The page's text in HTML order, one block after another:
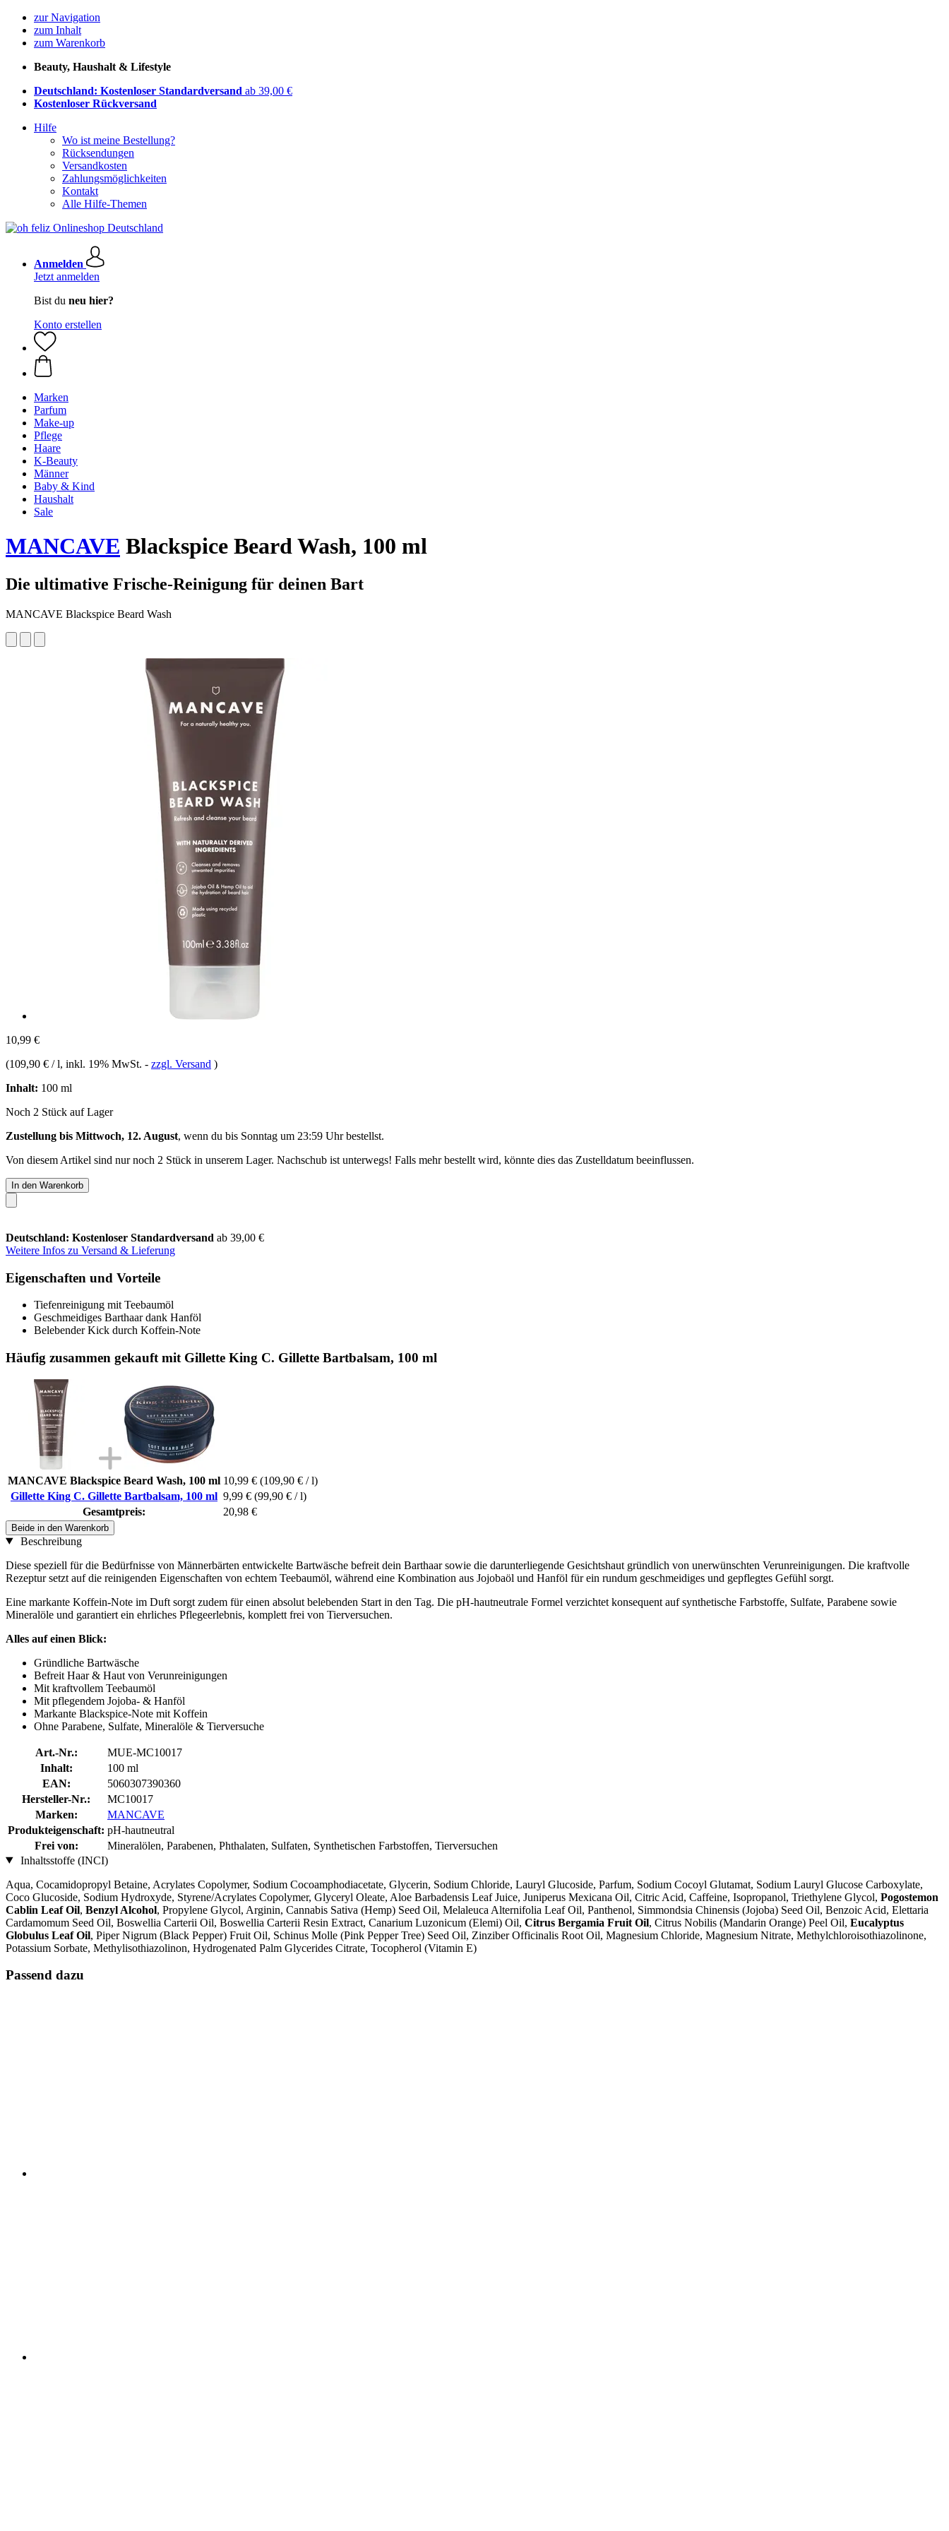
zur Navigation
zum Inhalt
zum Warenkorb
Beauty, Haushalt & Lifestyle
Deutschland: Kostenloser Standardversand ab 39,00 €
Kostenloser Rückversand
Hilfe
Wo ist meine Bestellung?
Rücksendungen
Versandkosten
Zahlungsmöglichkeiten
Kontakt
Alle Hilfe-Themen
Anmelden
Jetzt anmelden
Bist du neu hier?
Konto erstellen
Marken
Parfum
Make-up
Pflege
Haare
K-Beauty
Männer
Baby & Kind
Haushalt
Sale
MANCAVE Blackspice Beard Wash, 100 ml
Die ultimative Frische-Reinigung für deinen Bart
MANCAVE Blackspice Beard Wash
10,99 €
(109,90 € / l, inkl. 19% MwSt. - zzgl. Versand )
Inhalt: 100 ml
Noch 2 Stück auf Lager
Zustellung bis Mittwoch, 12. August, wenn du bis Sonntag um 23:59 Uhrbestellst.
Von diesem Artikel sind nur noch 2 Stück in unserem Lager. Nachschub ist unterwegs! Falls mehr bestellt wird, könnte dies das Zustelldatum beeinflussen.
In den Warenkorb
Deutschland: Kostenloser Standardversand ab 39,00 €
Weitere Infos zu Versand & Lieferung
Eigenschaften und Vorteile
Tiefenreinigung mit Teebaumöl
Geschmeidiges Barthaar dank Hanföl
Belebender Kick durch Koffein-Note
Häufig zusammen gekauft mit Gillette King C. Gillette Bartbalsam, 100 ml
MANCAVE Blackspice Beard Wash, 100 ml 10,99 € (109,90 € / l)
Gillette King C. Gillette Bartbalsam, 100 ml 9,99 € (99,90 € / l)
Gesamtpreis:
20,98 €
Beide in den Warenkorb
Beschreibung
Diese speziell für die Bedürfnisse von Männerbärten entwickelte Bartwäsche befreit dein Barthaar sowie die darunterliegende Gesichtshaut gründlich von unerwünschten Verunreinigungen. Die kraftvolle
Rezeptur setzt auf die reinigenden Eigenschaften von echtem Teebaumöl, während eine Kombination aus Jojobaöl und Hanföl für ein rundum geschmeidiges und gepflegtes Gefühl sorgt.
Eine markante Koffein-Note im Duft sorgt zudem für einen absolut belebenden Start in den Tag. Die pH-hautneutrale Formel verzichtet konsequent auf synthetische Farbstoffe, Sulfate, Parabene sowie
Mineralöle und garantiert ein ehrliches Pflegeerlebnis, komplett frei von Tierversuchen.
Alles auf einen Blick:
Gründliche Bartwäsche
Befreit Haar & Haut von Verunreinigungen
Mit kraftvollem Teebaumöl
Mit pflegendem Jojoba- & Hanföl
Markante Blackspice-Note mit Koffein
Ohne Parabene, Sulfate, Mineralöle & Tierversuche
Art.-Nr.:
MUE-MC10017
Inhalt:
100 ml
EAN:
5060307390360
Hersteller-Nr.:
MC10017
Marken:
MANCAVE
Produkteigenschaft: pH-hautneutral
Frei von:
Mineralölen, Parabenen, Phthalaten, Sulfaten, Synthetischen Farbstoffen, Tierversuchen
Inhaltsstoffe (INCI)
Aqua, Cocamidopropyl Betaine, Acrylates Copolymer, Sodium Cocoamphodiacetate, Glycerin, Sodium Chloride, Lauryl Glucoside, Parfum, Sodium Cocoyl Glutamat, Sodium Lauryl Glucose Carboxylate,
Coco Glucoside, Sodium Hydroxyde, Styrene/Acrylates Copolymer, Glyceryl Oleate, Aloe Barbadensis Leaf Juice, Juniperus Mexicana Oil, Citric Acid, Caffeine, Isopropanol, Triethylene Glycol, Pogostemon
Cablin Leaf Oil, Benzyl Alcohol, Propylene Glycol, Arginin, Cannabis Sativa (Hemp) Seed Oil, Melaleuca Alternifolia Leaf Oil, Panthenol, Simmondsia Chinensis (Jojoba) Seed Oil, Benzoic Acid, Elettaria
Cardamomum Seed Oil, Boswellia Carterii Oil, Boswellia Carterii Resin Extract, Canarium Luzonicum (Elemi) Oil, Citrus Bergamia Fruit Oil, Citrus Nobilis (Mandarin Orange) Peel Oil, Eucalyptus
Globulus Leaf Oil, Piper Nigrum (Black Pepper) Fruit Oil, Schinus Molle (Pink Pepper Tree) Seed Oil, Zinziber Officinalis Root Oil, Magnesium Chloride, Magnesium Nitrate, Methylchloroisothiazolinone,
Potassium Sorbate, Methylisothiazolinon, Hydrogenated Palm Glycerides Citrate, Tocopherol (Vitamin E)
Passend dazu